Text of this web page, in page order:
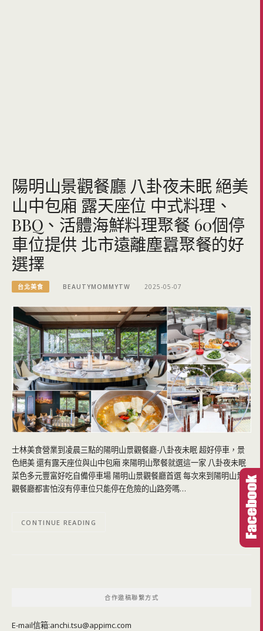
陽明山景觀餐廳 八卦夜未眠 絕美
山中包廂 露天座位 中式料理、
BBQ、活體海鮮料理聚餐 60個停
車位提供 北市遠離塵囂聚餐的好
選擇
台北美食 BEAUTYMOMMYTW 2025-05-07
士林美食營業到凌晨三點的陽明山景觀餐廳-八卦夜未眠 超好停車，景
色絕美 還有露天座位與山中包廂 來陽明山聚餐就選這一家 八卦夜未眠
菜色多元豐富好吃自備停車場 陽明山景觀餐廳首選 每次來到陽明山景
觀餐廳都害怕沒有停車位只能停在危險的山路旁嗎…
CONTINUE READING
合作邀稿聯繫方式
E-mail信箱:anchi.tsu@appimc.com